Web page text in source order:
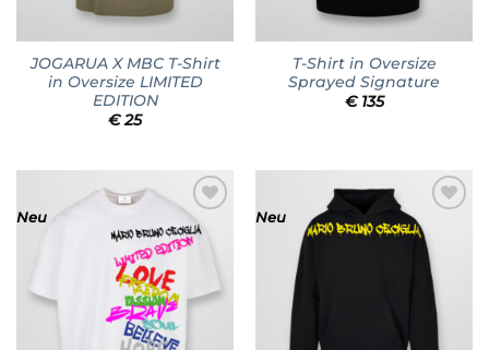
JOGARUA X MBC T-Shirt
in Oversize LIMITED
EDITION
€25
T-Shirt in Oversize
Sprayed Signature
€135
Neu
Add to
wishlist
Neu
Add to
wishlist